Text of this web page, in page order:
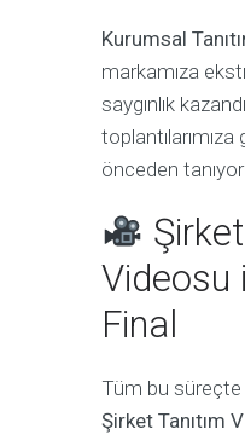
Kurumsal
markamıza
saygınlık
önceden
Videosu
Final
Tüm bu
Şirket Tanıtım